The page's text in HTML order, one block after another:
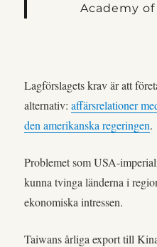
Academy of
Lagförslagets krav är att
alternativ:affärsrelationer
den amerikanska regeringen.
Problemet som USA-
kunna tvinga länderna i
ekonomiska intressen.
Taiwans årliga export till